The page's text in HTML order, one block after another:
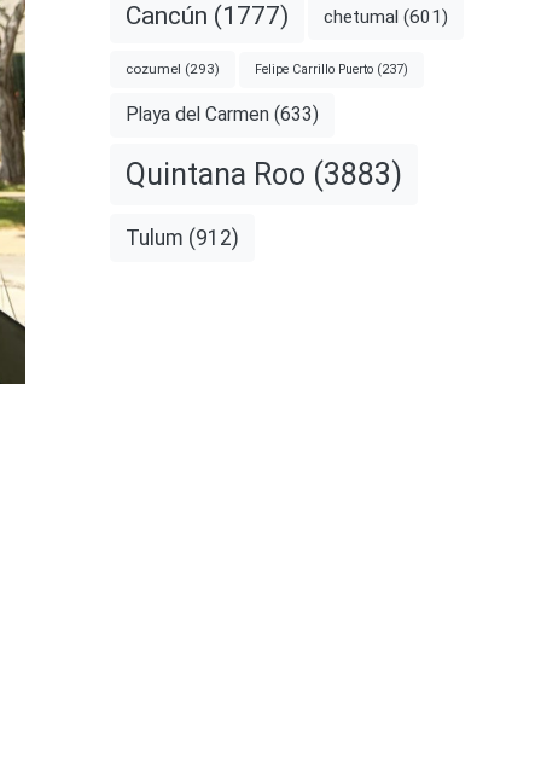
Cancún (1777) chetumal (601)
cozumel (293) Felipe Carrillo Puerto(237)
Playa del Carmen (633)
Quintana Roo (3883)
Tulum (912)